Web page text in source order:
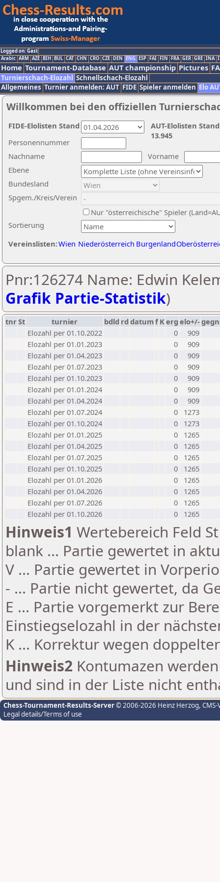
Logged on: Gast
Arabic ARM AZE BIH BUL CAT CHN CRO CZE DEN ENG ESP FAI FIN FRA GER GRE INA
Home Tournament-Database AUT championship Pictures
Turnierschach-Elozahl Schnellschach-Elozahl
Allgemeines Turnier anmelden: AUT FIDE Spieler anmelden Elo
Willkommen bei den offiziellen
Nachname
Vorname
Ebene
Sortierung
Personennummer
Bundesland
Spgem./Kreis/Verein
Nur "österreichische" Spieler
Vereinslisten:Wien Niederösterreich Burgenland
AUT-Elolisten
13.945
FIDE-Elolisten Stand
Pnr:126274 Name: Edwin
Grafik Partie-Statistik)
tnrSt turnier bdld rd datumf Kerg elo+/-
Elozahl per 01.10.2022
0
909
Elozahl per 01.01.2023
0
909
Elozahl per 01.04.2023
0
909
Elozahl per 01.07.2023
0
909
Elozahl per 01.10.2023
0
909
Elozahl per 01.01.2024
0
909
Elozahl per 01.04.2024
0
909
Elozahl per 01.07.2024
0
1273
Elozahl per 01.10.2024
0
1273
Elozahl per 01.01.2025
0
1265
Elozahl per 01.04.2025
0
1265
Elozahl per 01.07.2025
0
1265
Elozahl per 01.10.2025
0
1265
Elozahl per 01.01.2026
0
1265
Elozahl per 01.04.2026
0
1265
Elozahl per 01.07.2026
0
1265
Elozahl per 01.10.2026
0 1265
Hinweis1 Wertebereich Feld
blank ... Partie gewertet in
V ... Partie gewertet in
- ... Partie nicht gewertet, da
E ... Partie vorgemerkt zur
Einstiegselozahl in der
K ... Korrektur wegen
Hinweis2 Kontumazen
und sind in der Liste nicht
Chess-Tournament-Results-Server© 2006-2026 Heinz Herzog,
Legal details/Terms of use